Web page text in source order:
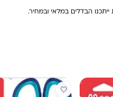
הבדלים במלאי ובמחיר.